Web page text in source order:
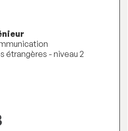
étrangères - niveau 2